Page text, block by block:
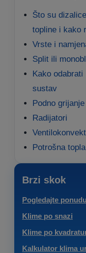
Što su dizalice
topline i kako
Vrste i
Split ili
Kako odabrati
sustav
Podno grijanje
Radijatori
Potrošna
Brzi skok
Pogledajte
Klime po snazi
Klime po
Kalkulator klima